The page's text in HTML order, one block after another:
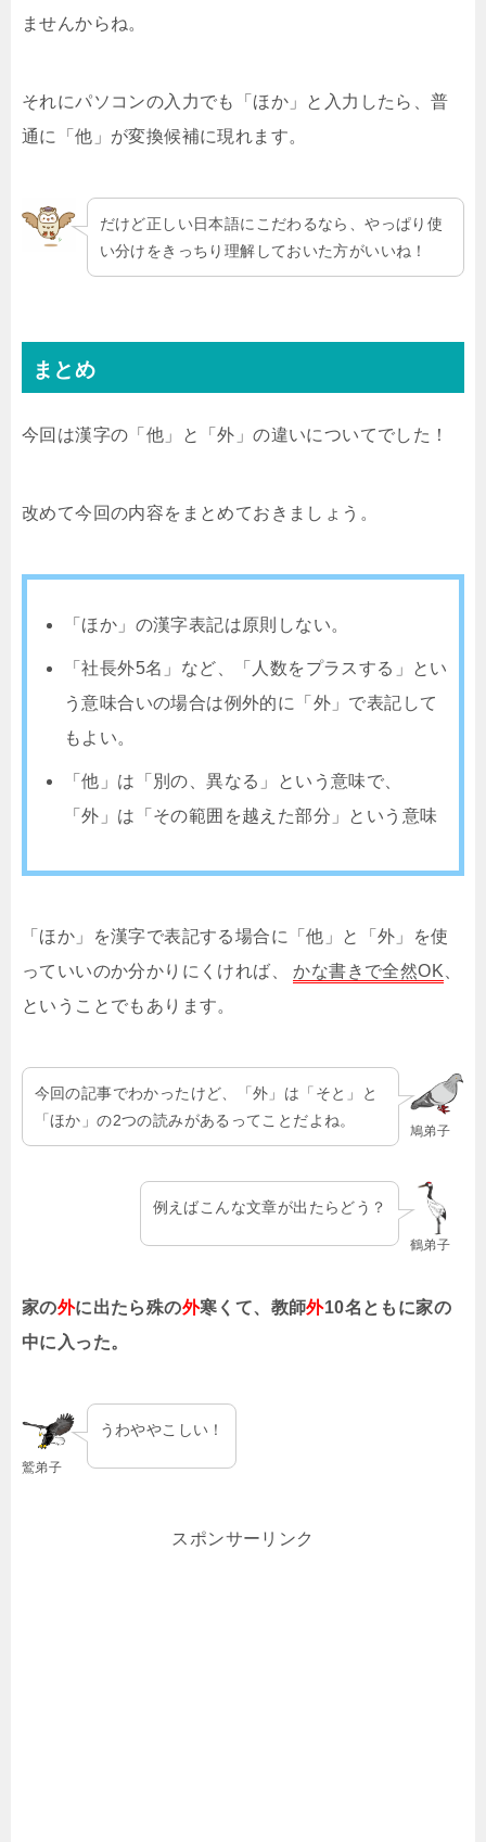
ませんからね。
それにパソコンの入力でも「ほか」と入力したら、普
通に「他」が変換候補に現れます。
だけど正しい日本語にこだわるなら、やっぱり使
い分けをきっちり理解しておいた方がいいね！
まとめ
今回は漢字の「他」と「外」の違いについてでした！
改めて今回の内容をまとめておきましょう。
「ほか」の漢字表記は原則しない。
「社長外5名」など、「人数をプラスする」とい
う意味合いの場合は例外的に「外」で表記して
もよい。
「他」は「別の、異なる」という意味で、
「外」は「その範囲を越えた部分」という意味
「ほか」を漢字で表記する場合に「他」と「外」を使
っていいのか分かりにくければ、かな書きで全然OK
ということでもあります。
鳩弟子
今回の記事でわかったけど、「外」は「そと」と
「ほか」の2つの読みがあるってことだよね。
鶴弟子
例えばこんな文章が出たらどう？
家の外に出たら殊の外寒くて、教師外10名ともに家の
中に入った。
鷲弟子
うわややこしい！
スポンサーリンク